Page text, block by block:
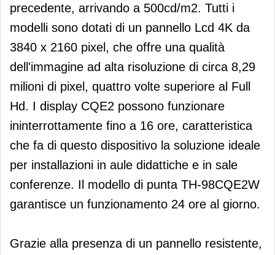
precedente, arrivando a 500cd/m2. Tutti i
modelli sono dotati di un pannello Lcd 4K da
3840 x 2160 pixel, che offre una qualità
dell'immagine ad alta risoluzione di circa 8,29
milioni di pixel, quattro volte superiore al Full
Hd. I display CQE2 possono funzionare
ininterrottamente fino a 16 ore, caratteristica
che fa di questo dispositivo la soluzione ideale
per installazioni in aule didattiche e in sale
conferenze. Il modello di punta TH-98CQE2W
garantisce un funzionamento 24 ore al giorno.
Grazie alla presenza di un pannello resistente,